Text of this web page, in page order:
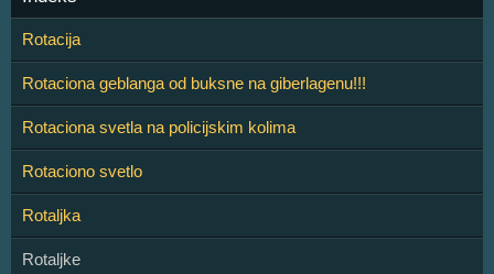
Rotacija
Rotaciona geblanga od buksne na giberlagenu!!!
Rotaciona svetla na policijskim kolima
Rotaciono svetlo
Rotaljka
Rotaljke